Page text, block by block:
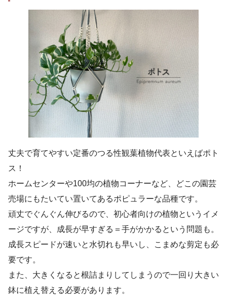
丈夫で育てやすい定番のつる性観葉植物代表といえばポト
ス！
ホームセンターや100均の植物コーナーなど、どこの園芸
売場にもたいてい置いてあるポピュラーな品種です。
頑丈でぐんぐん伸びるので、初心者向けの植物というイメ
ージですが、成長が早すぎる＝手がかかるという問題も。
成長スピードが速いと水切れも早いし、こまめな剪定も必
要です。
また、大きくなると根詰まりしてしまうので一回り大きい
鉢に植え替える必要があります。